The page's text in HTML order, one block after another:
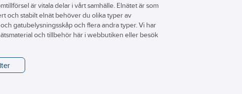
är vitala delar i vårt samhälle. Elnätet är som
och stabilt elnät behöver du olika typer av
gatubelysningsskåp och flera andra typer. Vi har
och tillbehör här i webbutiken eller besök